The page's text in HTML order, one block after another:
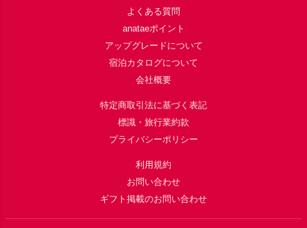
よくある質問
anataeポイント
アップグレードについて
宿泊カタログについて
会社概要
特定商取引法に基づく表記
標識・旅行業約款
プライバシーポリシー
利用規約
お問い合わせ
ギフト掲載のお問い合わせ